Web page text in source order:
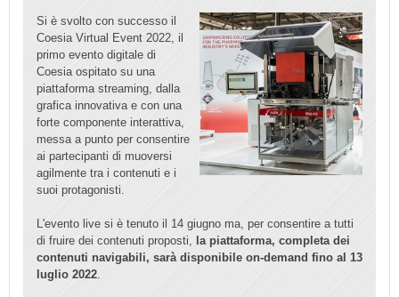
Si è svolto con successo il
Coesia Virtual Event 2022, il
primo evento digitale di
Coesia ospitato su una
piattaforma streaming, dalla
grafica innovativa e con una
forte componente interattiva,
messa a punto per consentire
ai partecipanti di muoversi
agilmente tra i contenuti e i
suoi protagonisti.
L'evento live si è tenuto il 14 giugno ma, per consentire a tutti
di fruire dei contenuti proposti, la piattaforma, completa dei
contenuti navigabili, sarà disponibile on-demand fino al 13
luglio 2022